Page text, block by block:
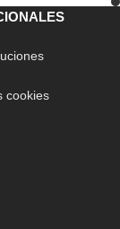
cookies